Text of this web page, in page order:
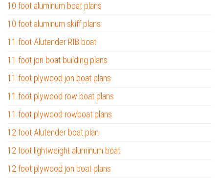
10 foot aluminum boat plans
10 foot aluminum skiff plans
11 foot Alutender RIB boat
11 foot jon boat building plans
11 foot plywood jon boat plans
11 foot plywood row boat plans
11 foot plywood rowboat plans
12 foot Alutender boat plan
12 foot lightweight aluminum boat
12 foot plywood jon boat plans